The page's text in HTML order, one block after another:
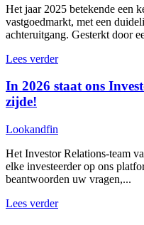
Het jaar 2025 betekende een
vastgoedmarkt, met een
achteruitgang. Gesterkt door
Lees verder
In 2026 staat ons
zijde!
Lookandfin
Het Investor Relations-team
elke investeerder op ons
beantwoorden uw vragen,...
Lees verder